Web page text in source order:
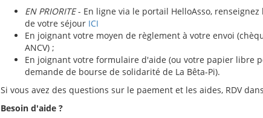
EN PRIORITE- En ligne via le portail HelloAsso,
de votre séjour ICI
En joignant votre moyen de règlement à votre envoi
ANCV) ;
En joignant votre formulaire d'aide (ou votre papier libre
demande de bourse de solidarité de La Bêta-Pi).
Si vous avez des questions sur le paement et les aides, RDV
Besoin d'aide ?